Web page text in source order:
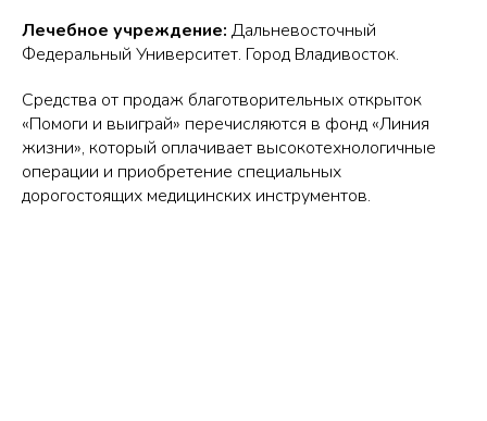
Лечебное учреждение: Дальневосточный
Федеральный Университет. Город Владивосток.
Средства от продаж благотворительных открыток
«Помоги и выиграй» перечисляются в фонд «Линия
жизни», который оплачивает высокотехнологичные
операции и приобретение специальных
дорогостоящих медицинских инструментов.